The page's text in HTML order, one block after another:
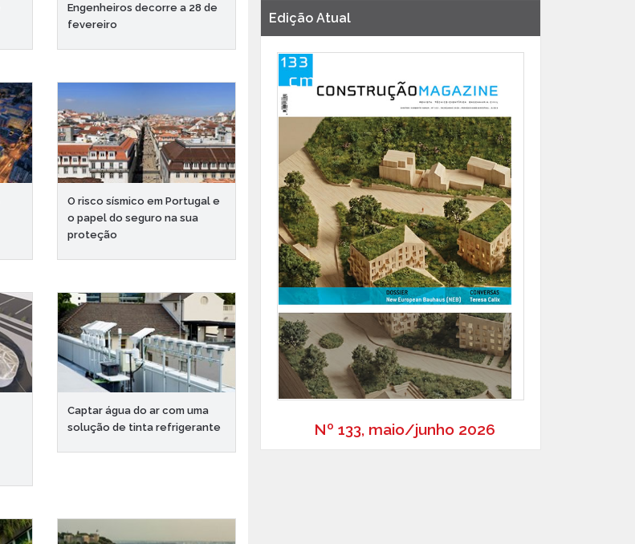
Engenheiros decorre a 28 de
fevereiro
O risco sísmico em Portugal e
o papel do seguro na sua
proteção
Captar água do ar com uma
solução de tinta refrigerante
Edição Atual
Nº 133, maio/junho 2026